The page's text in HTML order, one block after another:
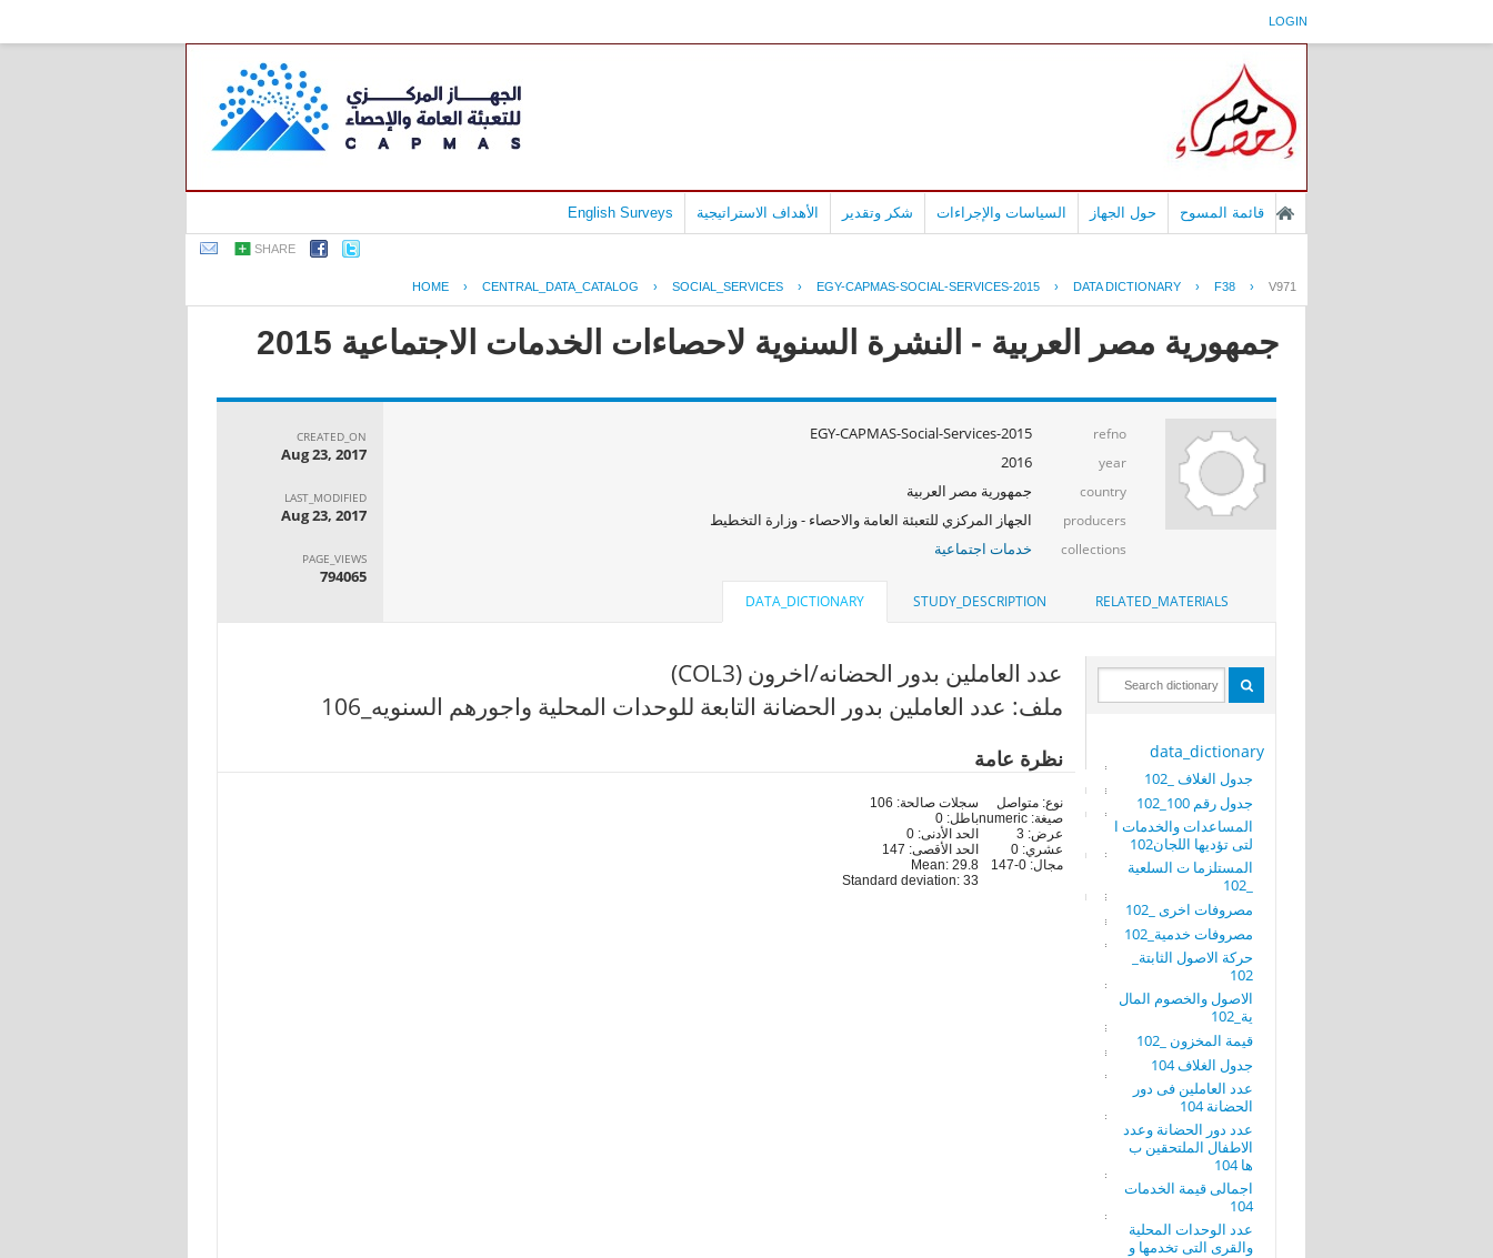
LOGIN
قائمة المسوح حول الجهاز السياسات والإجراءات شكر وتقدير الأهداف الاستراتيجية English Surveys
SHARE
HOME › CENTRAL_DATA_CATALOG › SOCIAL_SERVICES › EGY-CAPMAS-SOCIAL-SERVICES-2015 › DATA DICTIONARY › F38 › V971
جمهورية مصر العربية - النشرة السنوية لاحصاءات الخدمات الاجتماعية 2015
refno
EGY-CAPMAS-Social-Services-2015
year
2016
country جمهورية مصر العربية
producers الجهاز المركزي للتعبئة العامة والاحصاء - وزارة التخطيط
collections خدمات اجتماعية
CREATED_ON
Aug 23, 2017
LAST_MODIFIED
Aug 23, 2017
PAGE_VIEWS
794065
RELATED_MATERIALS
STUDY_DESCRIPTION
DATA_DICTIONARY
data_dictionary
جدول الغلاف _102
جدول رقم 100_102
المساعدات والخدمات ا
لتى تؤديها اللجان102
المستلزما ت السلعية
مصروفات اخرى _102
مصروفات خدمية_102
حركة الاصول الثابتة_
102
الاصول والخصوم المال
ية_102
قيمة المخزون _102
جدول الغلاف 104
عدد العاملين فى دور
الحضانة 104
عدد دور الحضانة وعدد
الاطفال الملتحقين ب
ها 104
اجمالى قيمة الخدمات
104
عدد الوحدات المحلية
والقرى التى تخدمها و
عدد العاملين بدور الحضانه/اخرون (COL3)
ملف: عدد العاملين بدور الحضانة التابعة للوحدات المحلية واجورهم السنويه_106
نظرة عامة
نوع: متواصل
صيغة: numeric
عرض: 3
عشري: 0
مجال: 0-147
سجلات صالحة: 106
باطل: 0
الحد الأدنى: 0
الحد الأقصى: 147
Mean: 29.8
Standard deviation: 33